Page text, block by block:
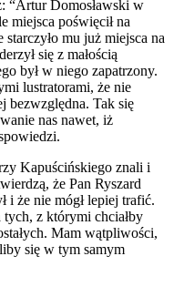
“Artur Domosławski w
miejsca poświęcił na
mu już miejsca na
się z małością
był w niego zapatrzony.
lustratorami, że nie
bezwzględna. Tak się
nas nawet, iż
Kapuścińskiego znali i
że Pan Ryszard
i że nie mógł lepiej trafić.
tych, z którymi chciałby
Mam wątpliwości,
się w tym samym